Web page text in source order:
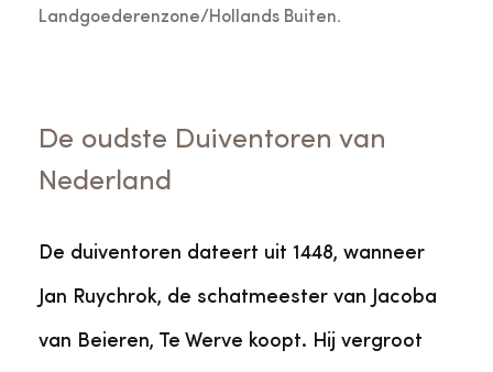
Landgoederenzone/Hollands Buiten.
De oudste Duiventoren van
Nederland
De duiventoren dateert uit 1448, wanneer
Jan Ruychrok, de schatmeester van Jacoba
van Beieren, Te Werve koopt. Hij vergroot